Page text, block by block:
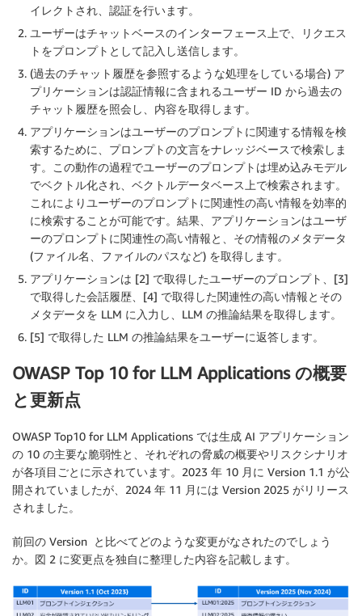
イレクトされ、認証を行います。
ユーザーはチャットベースのインターフェース上で、リクエス
トをプロンプトとして記入し送信します。
(過去のチャット履歴を参照するような処理をしている場合) ア
プリケーションは認証情報に含まれるユーザー ID から過去の
チャット履歴を照会し、内容を取得します。
アプリケーションはユーザーのプロンプトに関連する情報を検
索するために、プロンプトの文言をナレッジベースで検索しま
す。この動作の過程でユーザーのプロンプトは埋め込みモデル
でベクトル化され、ベクトルデータベース上で検索されます。
これによりユーザーのプロンプトに関連性の高い情報を効率的
に検索することが可能です。結果、アプリケーションはユーザ
ーのプロンプトに関連性の高い情報と、その情報のメタデータ
(ファイル名、ファイルのパスなど) を取得します。
アプリケーションは [2] で取得したユーザーのプロンプト、[3]
で取得した会話履歴、[4] で取得した関連性の高い情報とその
メタデータを LLM に入力し、LLM の推論結果を取得します。
[5] で取得した LLM の推論結果をユーザーに返答します。
OWASP Top 10 for LLM Applications の概要
と更新点
OWASP Top10 for LLM Applications では生成 AI アプリケーション
の 10 の主要な脆弱性と、それぞれの脅威の概要やリスクシナリオ
が各項目ごとに示されています。2023 年 10 月に Version 1.1 が公
開されていましたが、2024 年 11 月には Version 2025 がリリース
されました。
前回の Version と比べてどのような変更がなされたのでしょう
か。図 2 に変更点を独自に整理した内容を記載します。